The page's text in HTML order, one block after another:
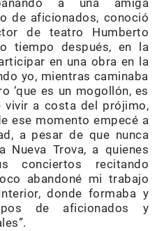
a una amiga
de aficionados, conoció
de teatro Humberto
tiempo después, en la
en una obra en la
yo, mientras caminaba
‘que es un mogollón, es
vivir a costa del prójimo,
ese momento empecé a
a pesar de que nunca
Trova, a quienes
conciertos recitando
abandoné mi trabajo
donde formaba y
de aficionados y